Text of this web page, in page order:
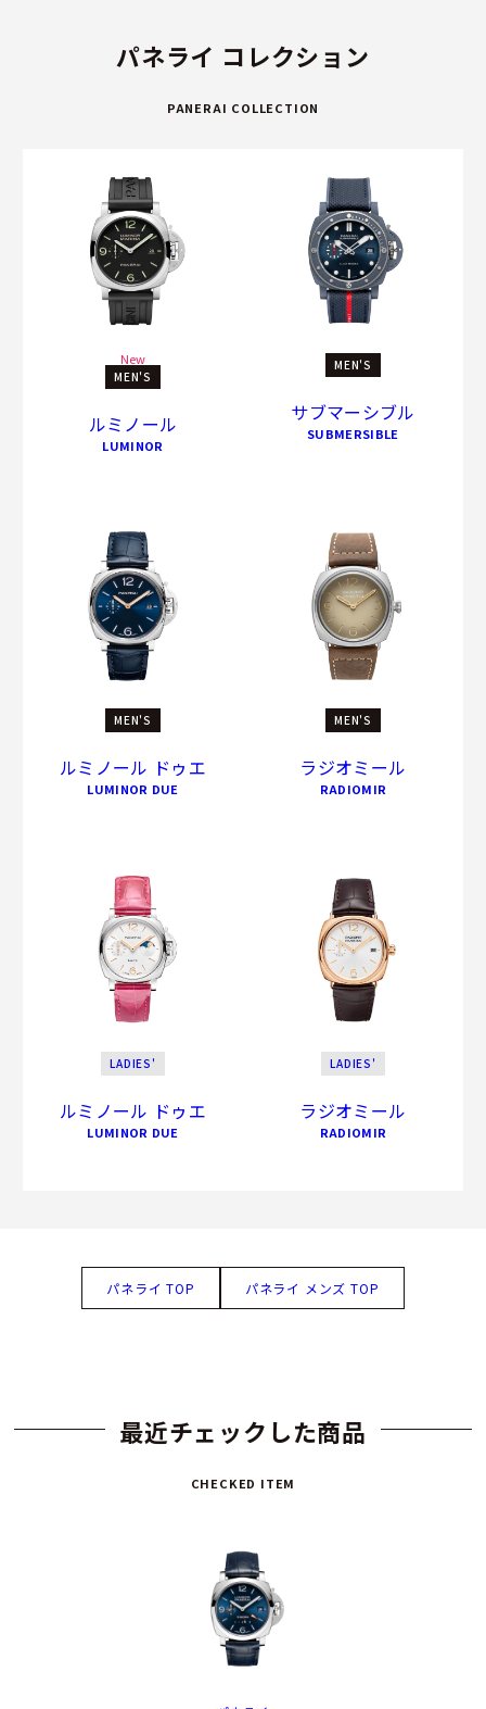
パネライ コレクション
PANERAI COLLECTION
New
MEN'S
ルミノール
LUMINOR
MEN'S
サブマーシブル
SUBMERSIBLE
MEN'S
ルミノール ドゥエ
LUMINOR DUE
MEN'S
ラジオミール
RADIOMIR
LADIES'
ルミノール ドゥエ
LUMINOR DUE
LADIES'
ラジオミール
RADIOMIR
パネライ TOP パネライ メンズ TOP
最近チェックした商品
CHECKED ITEM